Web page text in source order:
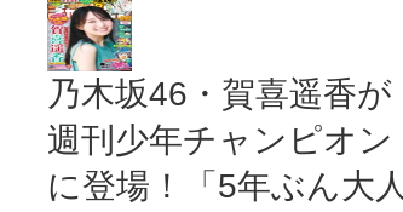
乃木坂46・賀喜遥香が
週刊少年チャンピオン
に登場！「5年ぶん大人